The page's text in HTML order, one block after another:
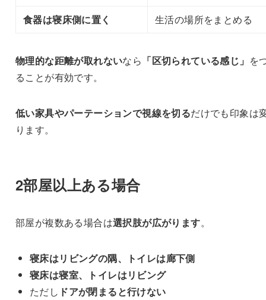
食器は寝床側に置く
生活の場所をまとめる
物理的な距離が取れないなら 「区切られている感じ」 を
ることが有効です。
低い家具やパーテーションで視線を切るだけでも印象は
ります。
2部屋以上ある場合
部屋が複数ある場合は選択肢が広がります。
寝床はリビングの隅、トイレは廊下側
寝床は寝室、トイレはリビング
ただし ドアが閉まると行けない